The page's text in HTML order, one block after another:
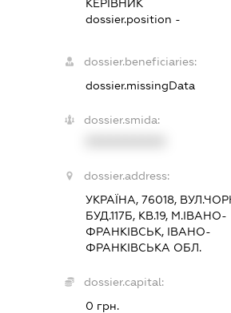
КЕРІВНИК
dossier.position -
dossier.beneficiaries:
dossier.missingData
dossier.smida:
dossier.address:
УКРАЇНА, 76018,
БУД.117Б, КВ.19, М.ІВАНО-
ФРАНКІВСЬК, ІВАНО-
ФРАНКІВСЬКА ОБЛ.
dossier.capital:
0 грн.